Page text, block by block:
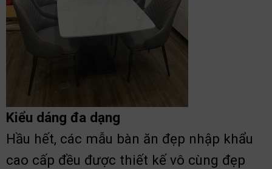
Kiểu dáng đa dạng
Hầu hết, các mẫu bàn ăn đẹp nhập khẩu
cao cấp đều được thiết kế vô cùng đẹp